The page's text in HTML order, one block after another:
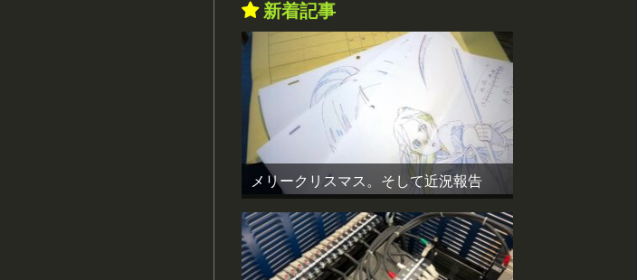
新着記事
メリークリスマス。そして近況報告